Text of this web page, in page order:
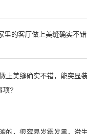
的客厅做上美缝确实不
美缝确实不错，能突显
项?
的，很容易发霉发黑，滋